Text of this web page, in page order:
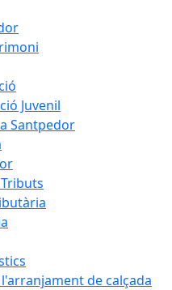
Juvenil
Santpedor
de calçada